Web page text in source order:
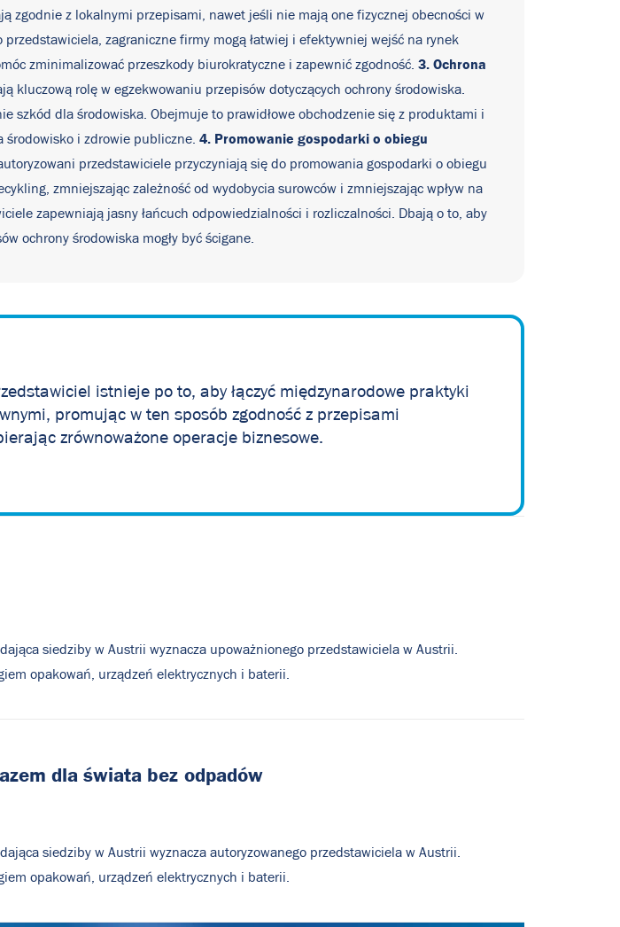
zgodnie z lokalnymi przepisami, nawet jeśli nie mają one fizycznej obecności w
przedstawiciela, zagraniczne firmy mogą łatwiej i efektywniej wejść na rynek
zminimalizować przeszkody biurokratyczne i zapewnić zgodność. 3. Ochrona
kluczową rolę w egzekwowaniu przepisów dotyczących ochrony środowiska.
szkód dla środowiska. Obejmuje to prawidłowe obchodzenie się z produktami i
i zdrowie publiczne. 4. Promowanie gospodarki o obiegu
przedstawiciele przyczyniają się do promowania gospodarki o obiegu
zmniejszając zależność od wydobycia surowców i zmniejszając wpływ na
zapewniają jasny łańcuch odpowiedzialności i rozliczalności. Dbają o to, aby
ochrony środowiska mogły być ścigane.
istnieje po to, aby łączyć międzynarodowe praktyki
promując w ten sposób zgodność z przepisami
zrównoważone operacje biznesowe.
siedziby w Austrii wyznacza upoważnionego przedstawiciela w Austrii.
opakowań, urządzeń elektrycznych i baterii.
dla świata bez odpadów
siedziby w Austrii wyznacza autoryzowanego przedstawiciela w Austrii.
opakowań, urządzeń elektrycznych i baterii.